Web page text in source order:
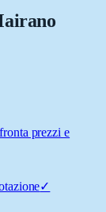
prezzi e
✓